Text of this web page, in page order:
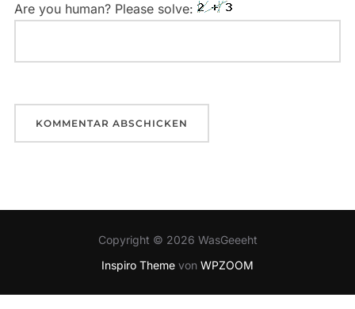
Are you human? Please solve:
Copyright © 2026 WasGeeeht
Inspiro Theme von WPZOOM